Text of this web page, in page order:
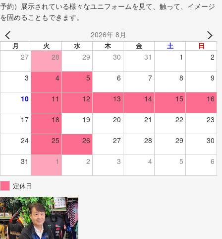
予約）展示されている様々なユニフォームを見て、触って、イメージ
を固めることもできます。
2026年 8月
月 火 水 木 金 土 日
27 28 29 30 31 1 2
3 4 5 6 7 8 9
10 11 12 13 14 15 16
17 18 19 20 21 22 23
24 25 26 27 28 29 30
31 1 2 3 4 5 6
定休日